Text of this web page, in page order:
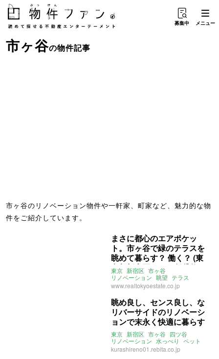
募集中 メニュー
市ヶ谷の物件記事
市ヶ谷のリノベーション物件や一軒家、町家など、魅力的な物
件をご紹介しています。
まさに都心のエアポケッ
ト。市ヶ谷で緑のテラスを
眺めて暮らす？ 働く？ (東
京都新宿区30㎡の賃貸物
件)
東京 新宿区 市ヶ谷
リノベーション 眺望 テラス
ワンルーム
事務所利用可
SOHO可 一人暮らし 賃貸
www.realtokyoestate.co.jp
眺め良し、センス良し、な
リバーサイドのリノベーシ
ョンで末永く快適に暮らす
（東京都新宿区33㎡の売買
物件）
東京 新宿区 市ヶ谷 四ツ谷
リノベーション 水っぺり
ペット
ナチュラル ライター：葱山紫蘇子
株式会社リビタ 売買
kurashireno01.rebita.co.jp